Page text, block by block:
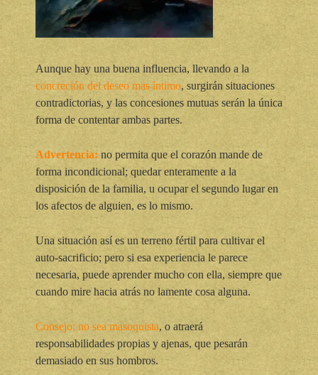
Aunque hay una buena influencia, llevando a la
concreción del deseo mas íntimo, surgirán situaciones
contradictorias, y las concesiones mutuas serán la única
forma de contentar ambas partes.
Advertencia: no permita que el corazón mande de
forma incondicional; quedar enteramente a la
disposición de la familia, u ocupar el segundo lugar en
los afectos de alguien, es lo mismo.
Una situación así es un terreno fértil para cultivar el
auto-sacrificio; pero si esa experiencia le parece
necesaria, puede aprender mucho con ella, siempre que
cuando mire hacia atrás no lamente cosa alguna.
Consejo: no sea masoquista, o atraerá
responsabilidades propias y ajenas, que pesarán
demasiado en sus hombros.